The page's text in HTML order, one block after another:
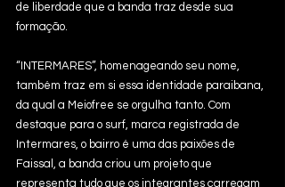
de liberdade que a banda traz desde sua
formação.
“INTERMARES”, homenageando seu nome,
também traz em si essa identidade paraibana,
da qual a Meiofree se orgulha tanto. Com
destaque para o surf, marca registrada de
Intermares, o bairro é uma das paixões de
Faissal, a banda criou um projeto que
representa tudo que os integrantes carregam